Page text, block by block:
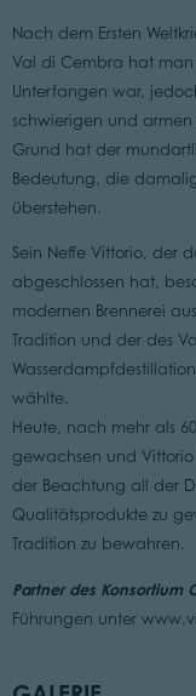
Nach dem Ersten
Val di Cembra hat man
Unterfangen war,
schwierigen und
Grund hat der
Bedeutung, die
überstehen.
Sein Neffe Vittorio, der
abgeschlossen hat,
modernen Brennerei
Tradition und der des
wählte.
Heute, nach mehr als
gewachsen und
der Beachtung all der
Qualitätsprodukte zu
Tradition zu bewahren.
Partner des Konsortium
Führungen unter